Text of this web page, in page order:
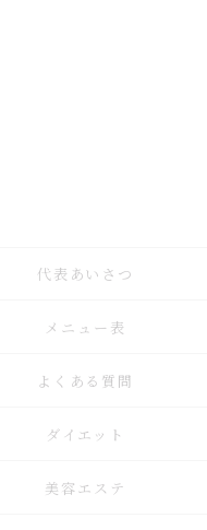
代表あいさつ
メニュー表
よくある質問
ダイエット
美容エステ